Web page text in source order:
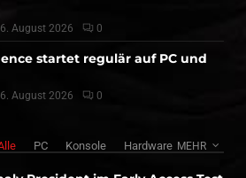
6. August 2026 0
startet regulär auf PC und
6. August 2026 0
PC Konsole Hardware MEHR